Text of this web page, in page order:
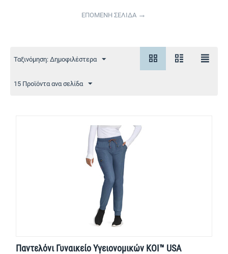
ΕΠΟΜΕΝΗ ΣΕΛΙΔΑ
Ταξινόμηση: Δημοφιλέστερα
15 Προϊόντα ανα σελίδα
Παντελόνι Γυναικείο Υγειονομικών KOI™ USA